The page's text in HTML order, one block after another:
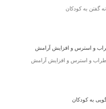
به کودکان
و استرس و افزایش آرامش